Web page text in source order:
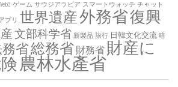
ゲーム サウジアラビア スマートウォッチ チャット
プリ 世界遺産外務省復興
文部科学省 新製品 旅行 日韓文化交流 暗
省総務省 財務省 財産に
農林水產省